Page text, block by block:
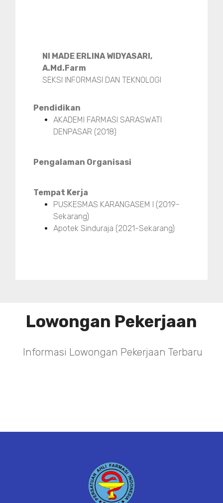
NI MADE ERLINA WIDYASARI,
A.Md.Farm
SEKSI INFORMASI DAN TEKNOLOGI
Pendidikan
AKADEMI FARMASI SARASWATI
DENPASAR (2018)
Pengalaman Organisasi
Tempat Kerja
PUSKESMAS KARANGASEM I (2019-
Sekarang)
Apotek Sinduraja (2021-Sekarang)
Lowongan Pekerjaan
Informasi Lowongan Pekerjaan Terbaru